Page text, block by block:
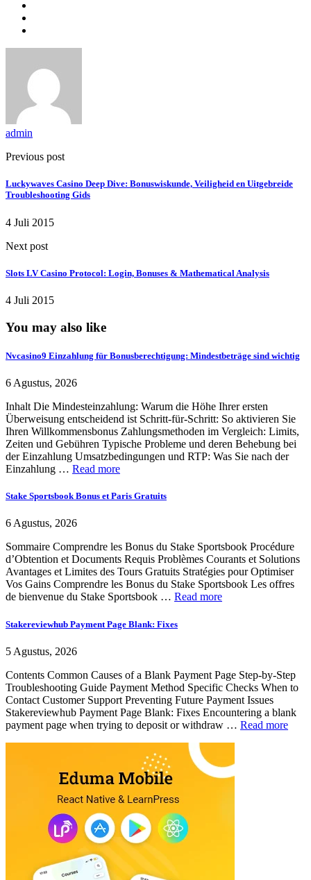
admin
Previous post
Luckywaves Casino Deep Dive: Bonuswiskunde, Veiligheid en Uitgebreide
Troubleshooting Gids
4 Juli 2015
Next post
Slots LV Casino Protocol: Login, Bonuses & Mathematical Analysis
4 Juli 2015
You may also like
Nvcasino9 Einzahlung für Bonusberechtigung: Mindestbeträge sind wichtig
6 Agustus, 2026
Inhalt Die Mindesteinzahlung: Warum die Höhe Ihrer ersten
Überweisung entscheidend ist Schritt-für-Schritt: So aktivieren Sie
Ihren Willkommensbonus Zahlungsmethoden im Vergleich: Limits,
Zeiten und Gebühren Typische Probleme und deren Behebung bei
der Einzahlung Umsatzbedingungen und RTP: Was Sie nach der
Einzahlung … Read more
Stake Sportsbook Bonus et Paris Gratuits
6 Agustus, 2026
Sommaire Comprendre les Bonus du Stake Sportsbook Procédure
d’Obtention et Documents Requis Problèmes Courants et Solutions
Avantages et Limites des Tours Gratuits Stratégies pour Optimiser
Vos Gains Comprendre les Bonus du Stake Sportsbook Les offres
de bienvenue du Stake Sportsbook … Read more
Stakereviewhub Payment Page Blank: Fixes
5 Agustus, 2026
Contents Common Causes of a Blank Payment Page Step-by-Step
Troubleshooting Guide Payment Method Specific Checks When to
Contact Customer Support Preventing Future Payment Issues
Stakereviewhub Payment Page Blank: Fixes Encountering a blank
payment page when trying to deposit or withdraw … Read more